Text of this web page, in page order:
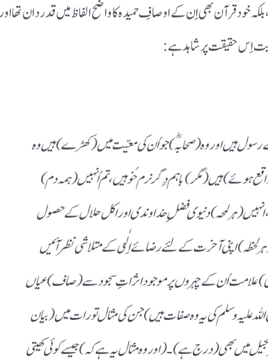
خود قرآن بھی اِن کے اوصافِ حمیدہ کا واضح الفاظ میں قدردان تھا
کے رسول ہیں اور وہ (صحابہؓ)جو اُن کی معیّت میں(کھڑے) ہیں وہ
ہوئے) ہیں(مگر)باہم دِگرنرم خُو ہیں، تم اُنہیں(ہمہ دم)
لمحہ)دنیوی فضلِ خداوندی اور اکل حلال کے حصول
لحظہ) اپنی آخرت کے لئے رضائے اِلٰہی کے متلاشی نظر آئیں
علامت اُن کے چہروں پر موجود اثراتِ سجود سے (صاف) عیاں
علیہ و سلم کی یہ وہ صفات ہیں)جن کی مثال تورات میں(بیان
میں بھی (درج ہے)۔(اور وہ مثال یہ ہے کہ )جیسے کوئی کھیتی